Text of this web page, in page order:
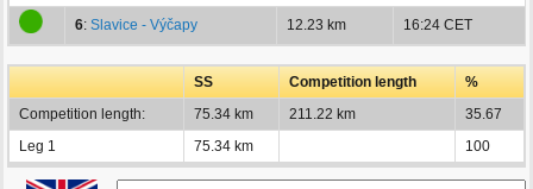
6: Slavice - Výčapy 12.23 km 16:24 CET
SS Competition length
%
Competition length:
75.34 km 211.22 km
35.67
Leg 1
75.34 km 100